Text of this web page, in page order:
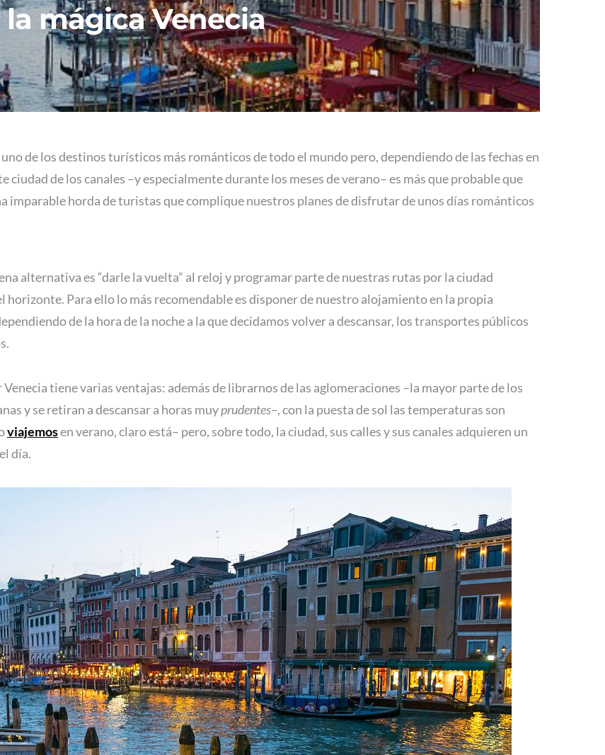
mágica Venecia
uno de los destinos turísticos más románticos de todo el mundo pero, dependiendo de las fechas en
ciudad de los canales –y especialmente durante los meses de verano– es más que probable que
imparable horda de turistas que complique nuestros planes de disfrutar de unos días románticos
alternativa es “darle la vuelta” al reloj y programar parte de nuestras rutas por la ciudad
horizonte. Para ello lo más recomendable es disponer de nuestro alojamiento en la propia
de la hora de la noche a la que decidamos volvera descansar, los transportes públicos
tiene varias ventajas: además de librarnos de las aglomeraciones –la mayor parte de los
y se retiran a descansar a horas muyprudentes–, con la puesta de sol las temperaturas son
viajemosen verano, claro está– pero, sobre todo, la ciudad, sus calles y sus canales adquieren un
día.